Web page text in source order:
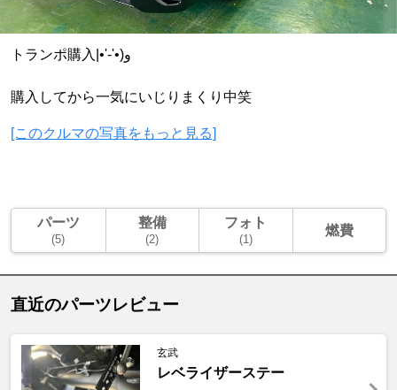
トランポ購入‎|•'-'•)و
購入してから一気にいじりまくり中笑
[このクルマの写真をもっと見る]
パーツ
(5)
整備
(2)
フォト
(1)
燃費
直近のパーツレビュー
玄武
レベライザーステー